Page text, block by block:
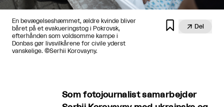
En bevægelseshæmmet, ældre kvinde bliver
båret på et evakueringstog i Pokrovsk,
efterhånden som voldsomme kampe i
Donbas gør livsvilkårene for civile yderst
vanskelige. ©Serhii Korovayny.
  Del
Som fotojournalist samarbejder